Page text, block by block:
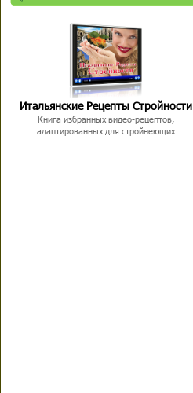
Итальянские Рецепты Стройности
Книга избранных видео-рецептов,
адаптированных для стройнеющих